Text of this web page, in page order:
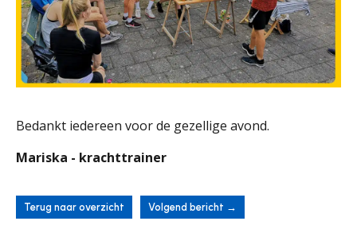
Bedankt iedereen voor de gezellige avond.
Mariska - krachttrainer
Terug naar overzicht Volgend bericht →